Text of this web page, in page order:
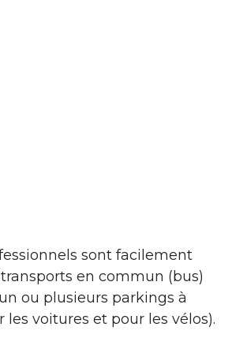
sont facilement
en commun (bus)
ou plusieurs parkings à
voitures et pour les vélos).